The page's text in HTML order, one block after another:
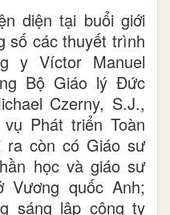
diện tại buổi giới
số các thuyết trình
y Víctor Manuel
Bộ Giáo lý Đức
Czerny, S.J.,
Phát triển Toàn
ra còn có Giáo sư
học và giáo sư
quốc Anh;
sáng lập công ty